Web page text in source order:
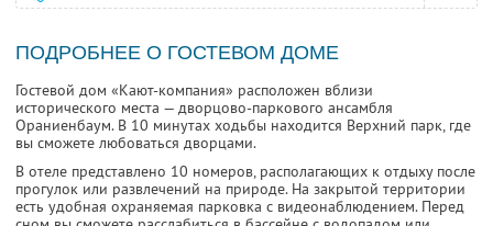
ПОДРОБНЕЕ О ГОСТЕВОМ ДОМЕ
Гостевой дом «Кают-компания» расположен вблизи
исторического места — дворцово-паркового ансамбля
Ораниенбаум. В 10 минутах ходьбы находится Верхний парк, где
вы сможете любоваться дворцами.
В отеле представлено 10 номеров, располагающих к отдыху после
прогулок или развлечений на природе. На закрытой территории
есть удобная охраняемая парковка с видеонаблюдением. Перед